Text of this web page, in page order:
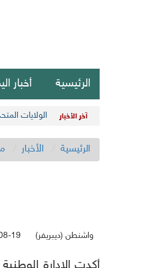
الرئيسية أخبار
آخر الأخبار الولايات
الرئيسية الأخبار
واشنطن (ديبريفر) 2019-08-